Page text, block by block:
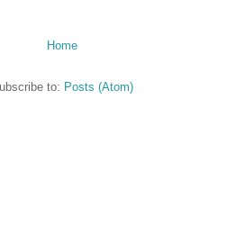
Home
to: Posts (Atom)